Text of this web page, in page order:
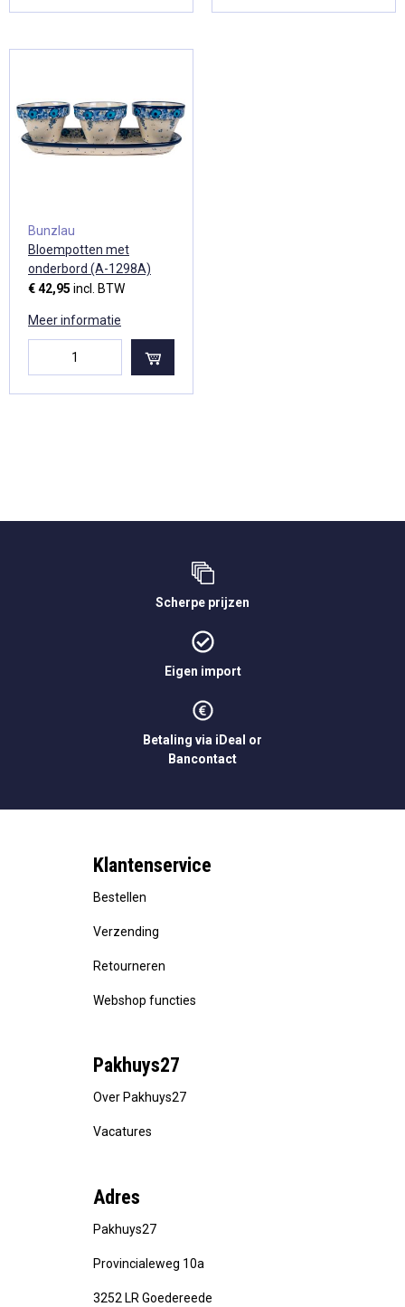
Bunzlau
Bloempotten met
onderbord (A-1298A)
€ 42,95 incl. BTW
Meer informatie
Scherpe prijzen
Eigen import
Betaling via iDeal or
Bancontact
Klantenservice
Bestellen
Verzending
Retourneren
Webshop functies
Pakhuys27
Over Pakhuys27
Vacatures
Adres
Pakhuys27
Provincialeweg 10a
3252 LR Goedereede